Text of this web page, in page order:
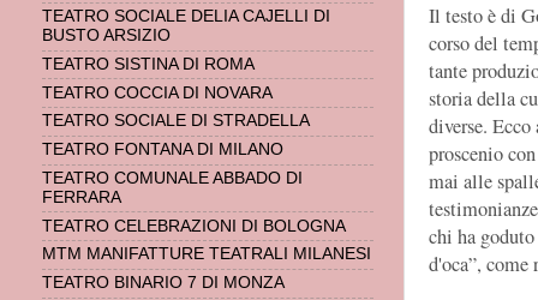
Il testo è di
corso del
tante
storia della
diverse.
proscenio
mai alle
chi ha
d'oca”,
TEATRO SOCIALE DELIA CAJELLI DI
BUSTO ARSIZIO
TEATRO SISTINA DI ROMA
TEATRO COCCIA DI NOVARA
TEATRO SOCIALE DI STRADELLA
TEATRO FONTANA DI MILANO
TEATRO COMUNALE ABBADO DI
FERRARA
TEATRO CELEBRAZIONI DI BOLOGNA
MTM MANIFATTURE TEATRALI MILANESI
TEATRO BINARIO 7 DI MONZA